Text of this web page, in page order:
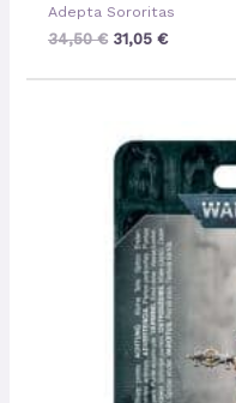
Adepta Sororitas
34,50€ 31,05 €
prix
initial
était :
32,50 €.
prix
actuel
est :
29,25 €.